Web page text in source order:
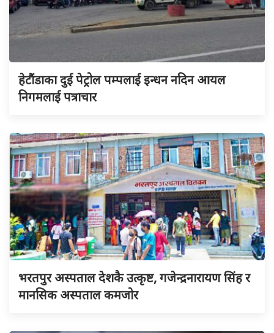
हेटौंडाका दुई पेट्रोल पम्पलाई इन्धन नदिन आयल
निगमलाई पत्राचार
भरतपुर अस्पताल देशकै उत्कृष्ट, गजेन्द्रनारायण सिंह र
मानसिक अस्पताल कमजोर